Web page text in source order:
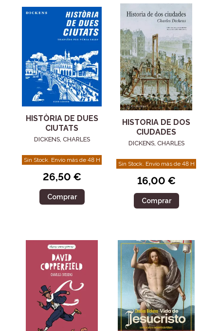
HISTÒRIA DE DUES
CIUTATS
DICKENS, CHARLES
Sin Stock. Envío más de 48 H
26,50 €
Comprar
HISTORIA DE DOS
CIUDADES
DICKENS, CHARLES
Sin Stock. Envío más de 48 H
16,00 €
Comprar